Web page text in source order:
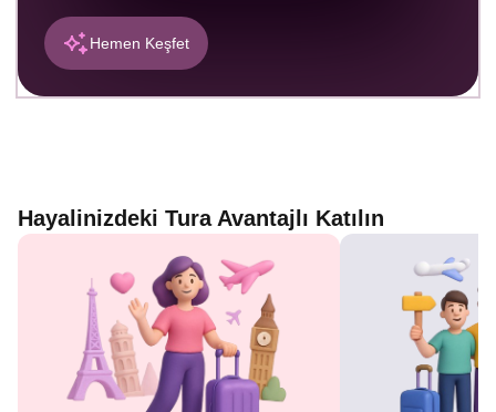
Hemen Keşfet
Hayalinizdeki Tura Avantajlı Katılın